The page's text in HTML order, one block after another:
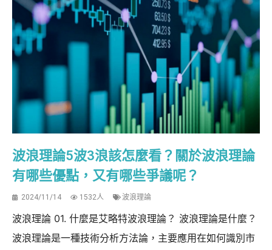
波浪理論5波3浪該怎麼看？關於波浪理論
有哪些優點，又有哪些爭議呢？
2024/11/14 1532人 波浪理論
波浪理論 01. 什麼是艾略特波浪理論？ 波浪理論是什麼？
波浪理論是一種技術分析方法論，主要應用在如何識別市